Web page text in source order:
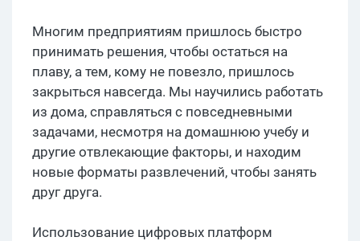
Многим предприятиям пришлось быстро
принимать решения, чтобы остаться на
плаву, а тем, кому не повезло, пришлось
закрыться навсегда. Мы научились работать
из дома, справляться с повседневными
задачами, несмотря на домашнюю учебу и
другие отвлекающие факторы, и находим
новые форматы развлечений, чтобы занять
друг друга.
Использование цифровых платформ